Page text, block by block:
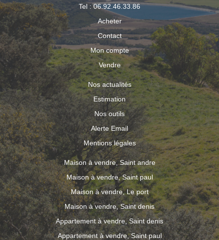
Tel : 06.92.46.33.86
Acheter
Contact
Mon compte
Vendre
Nos actualités
Estimation
Nos outils
Alerte Email
Mentions légales
Maison à vendre, Saint andre
Maison à vendre, Saint paul
Maison à vendre, Le port
Maison à vendre, Saint denis
Appartement à vendre, Saint denis
Appartement à vendre, Saint paul